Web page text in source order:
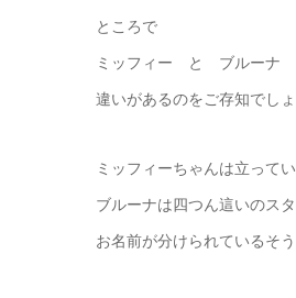
ところで
ミッフィー と ブルーナ
違いがあるのをご存知でし
ミッフィーちゃんは立って
ブルーナは四つん這いのス
お名前が分けられているそう